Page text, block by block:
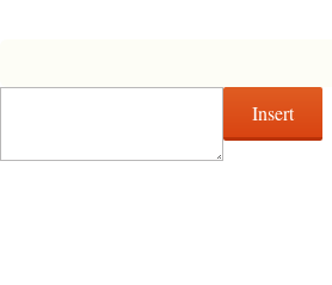
Insert